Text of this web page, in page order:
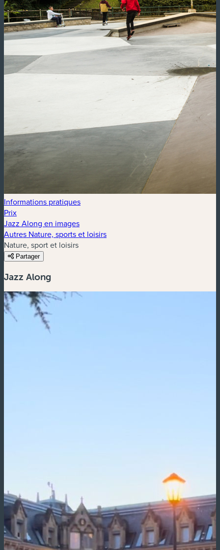
Informations pratiques
Prix
Jazz Along en images
Autres Nature, sports et loisirs
Nature, sport et loisirs
Partager
Jazz Along